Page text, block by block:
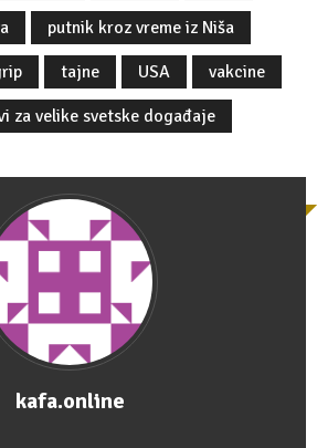
putnik kroz vreme iz Niša
tajne USA
vakcine
za velike svetske događaje
kafa.online